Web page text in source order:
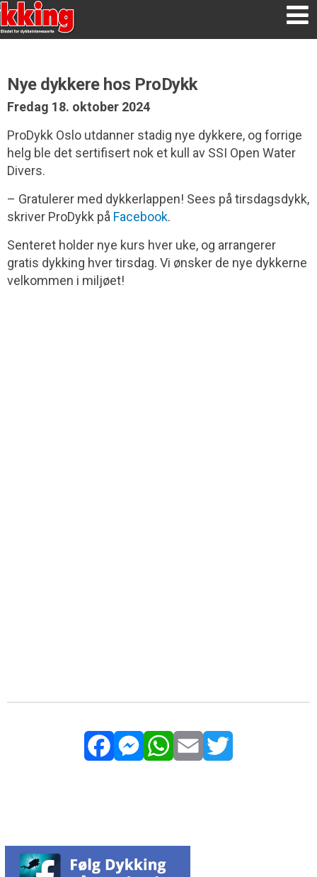
Nye dykkere hos ProDykk
Fredag 18. oktober 2024
ProDykk Oslo utdanner stadig nye dykkere, og forrige
helg ble det sertifisert nok et kull av SSI Open Water
Divers.
– Gratulerer med dykkerlappen! Sees på tirsdagsdykk,
skriver ProDykk på Facebook.
Senteret holder nye kurs hver uke, og arrangerer
gratis dykking hver tirsdag. Vi ønsker de nye dykkerne
velkommen i miljøet!